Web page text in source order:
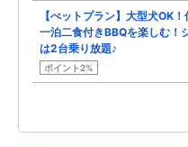
【ぺットプラン】大型犬OK
一泊二食付きBBQを楽しむ！
は2台乗り放題♪
ポイント2%